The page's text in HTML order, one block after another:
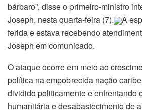
bárbaro”, disse o primeiro-ministro
Joseph, nesta quarta-feira (7).
A
ferida e estava recebendo
Joseph em comunicado.
O ataque ocorre em meio ao
política na empobrecida nação
dividido politicamente e enfrentando
humanitária e desabastecimento de